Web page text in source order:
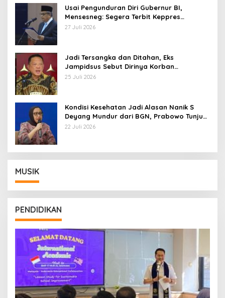
Usai Pengunduran Diri Gubernur BI,
Mensesneg: Segera Terbit Keppres
Pemberhentian dengan Hormat
27 Juli 2026
Jadi Tersangka dan Ditahan, Eks
Jampidsus Sebut Dirinya Korban
Kriminalisasi
25 Juli 2026
Kondisi Kesehatan Jadi Alasan Nanik S
Deyang Mundur dari BGN, Prabowo Tunjuk
Wamentan Sudaryono
22 Juli 2026
MUSIK
PENDIDIKAN